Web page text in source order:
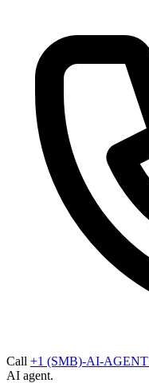
Call +1 (SMB)-AI-AGENT
AI agent.